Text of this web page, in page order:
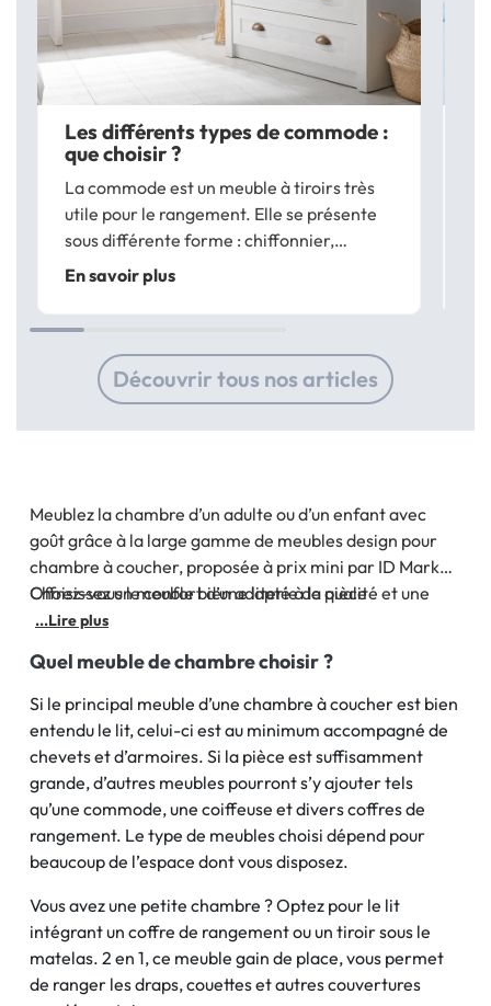
Les différents types de commode :
que choisir ?
La commode est un meuble à tiroirs très
utile pour le rangement. Elle se présente
sous différente forme : chiffonnier,
commode basse, commode double…
Les commodes ID Market sont disponibles
dans une variété de modèles, de styles et
En savoir plus
Découvrir tous nos articles
Meublez la chambre d’un adulte ou d’un enfant avec
goût grâce à la large gamme de meubles design pour
chambre à coucher, proposée à prix mini par ID Market.
Offrez-vous le confort d’une literie de qualité et une
déco tendance avec un mobilier au style du moment.
Choisissez un meuble bien adapté à la pièce
...Lire plus
Quel meuble de chambre choisir ?
Si le principal meuble d’une chambre à coucher est bien
entendu le lit, celui-ci est au minimum accompagné de
chevets et d’armoires. Si la pièce est suffisamment
grande, d’autres meubles pourront s’y ajouter tels
qu’une commode, une coiffeuse et divers coffres de
rangement. Le type de meubles choisi dépend pour
beaucoup de l’espace dont vous disposez.
Vous avez une petite chambre ? Optez pour le lit
intégrant un coffre de rangement ou un tiroir sous le
matelas. 2 en 1, ce meuble gain de place, vous permet
de ranger les draps, couettes et autres couvertures